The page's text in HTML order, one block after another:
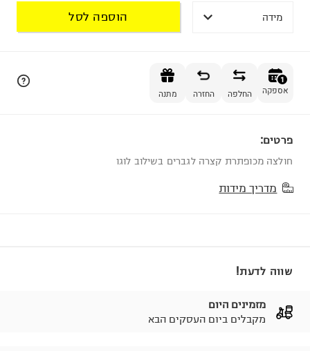
מידה הוספה לסל
1
אספקה החלפה החזרה מתנה
פרטים:
חולצה מכופתרת קצרה לגברים בשילוב לוגו
מדריך מידות
שווה לדעת!
מזמינים היום
מקבלים ביום העסקים הבא